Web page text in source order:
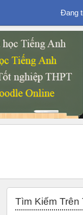
Đang
Tìm Kiếm Trên